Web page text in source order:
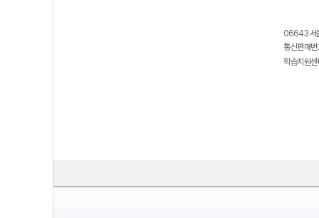
06643 서
통신판매
학습지원